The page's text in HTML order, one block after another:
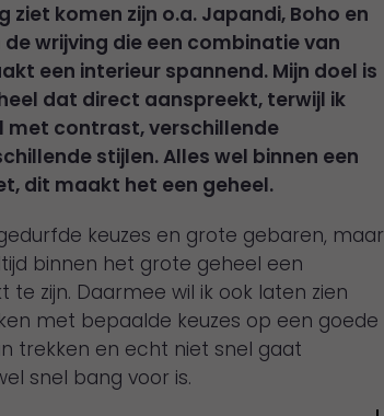
ziet komen zijn o.a. Japandi, Boho en
de wrijving die een combinatie van
een interieur spannend. Mijn doel is
dat direct aanspreekt, terwijl ik
met contrast, verschillende
stijlen. Alles wel binnen een
dit maakt het een geheel.
keuzes en grote gebaren, maar
binnen het grote geheel een
te zijn. Daarmee wil ik ook laten zien
met bepaalde keuzes op een goede
trekken en echt niet snel gaat
snel bang voor is.